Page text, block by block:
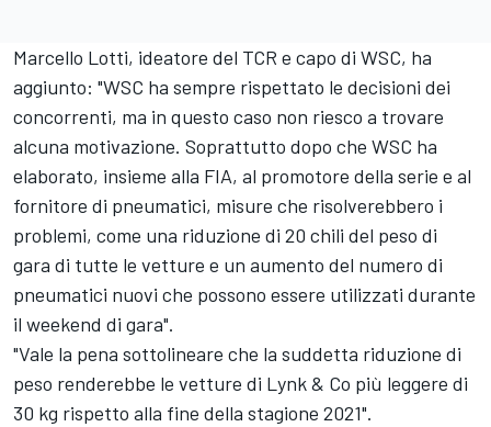
Marcello Lotti, ideatore del TCR e capo di WSC, ha
aggiunto: "WSC ha sempre rispettato le decisioni dei
concorrenti, ma in questo caso non riesco a trovare
alcuna motivazione. Soprattutto dopo che WSC ha
elaborato, insieme alla FIA, al promotore della serie e al
fornitore di pneumatici, misure che risolverebbero i
problemi, come una riduzione di 20 chili del peso di
gara di tutte le vetture e un aumento del numero di
pneumatici nuovi che possono essere utilizzati durante
il weekend di gara".
"Vale la pena sottolineare che la suddetta riduzione di
peso renderebbe le vetture di Lynk & Co più leggere di
30 kg rispetto alla fine della stagione 2021".